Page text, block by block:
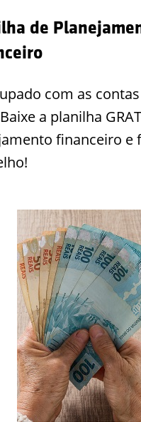
de
com as
a planilha
financeiro e